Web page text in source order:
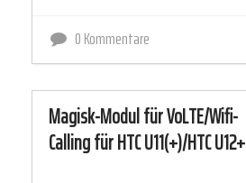
0 Kommentare
Magisk-Modul für VoLTE/Wifi-
Calling für HTC U11(+)/HTC U12+